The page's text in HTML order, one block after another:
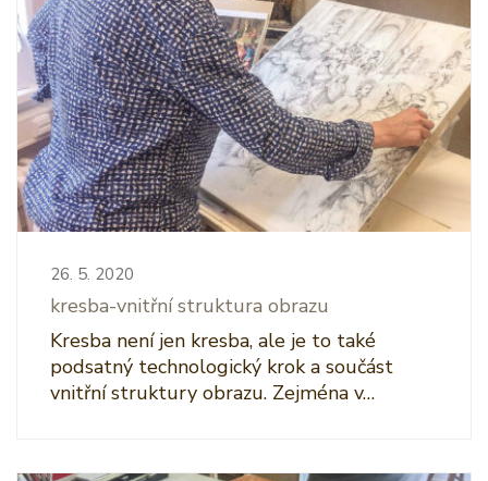
26. 5. 2020
kresba-vnitřní struktura obrazu
Kresba není jen kresba, ale je to také
podsatný technologický krok a součást
vnitřní struktury obrazu. Zejména v…